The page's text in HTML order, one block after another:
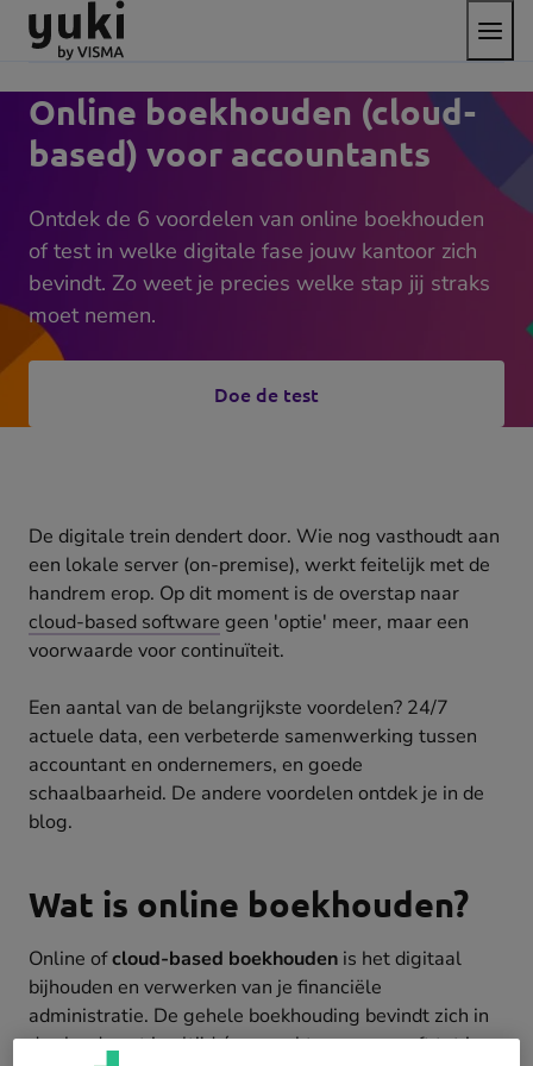
Direct
naar
content
Direct
naar
footer
Ga
naar
homepage
het
menu
Online boekhouden (cloud-
based) voor accountants
Ontdek de 6 voordelen van online boekhouden
of test in welke digitale fase jouw kantoor zich
bevindt. Zo weet je precies welke stap jij straks
moet nemen.
Doe de test
(opens
De digitale trein dendert door. Wie nog vasthoudt aan
een lokale server (on-premise), werkt feitelijk met de
handrem erop. Op dit moment is de overstap naar
cloud-based software geen 'optie' meer, maar een
voorwaarde voor continuïteit.
Een aantal van de belangrijkste voordelen? 24/7
actuele data, een verbeterde samenwerking tussen
accountant en ondernemers, en goede
schaalbaarheid. De andere voordelen ontdek je in de
blog.
Wat is online boekhouden?
Online ofcloud-based boekhouden is het digitaal
bijhouden en verwerken van je financiële
administratie. De gehele boekhouding bevindt zich in
de cloud, wat je altijd én overal toegang geeft tot je